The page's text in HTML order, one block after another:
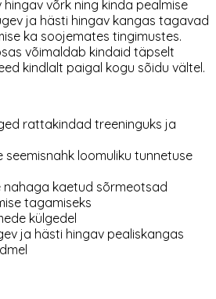
võrk ning kinda pealmise
ja hästi hingav kangas tagavad
ka soojemates tingimustes.
võimaldab kindaid täpselt
kindlalt paigal kogu sõidu vältel.
rattakindad treeninguks ja
seemisnahk loomuliku tunnetuse
nahaga kaetud sõrmeotsad
tagamiseks
külgedel
ja hästi hingav pealiskangas